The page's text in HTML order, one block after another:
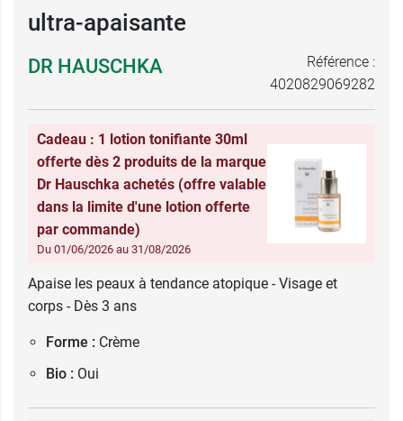
ultra-apaisante
DR HAUSCHKA
Référence :
4020829069282
Cadeau : 1 lotion tonifiante 30ml
offerte dès 2 produits de la marque
Dr Hauschka achetés (offre valable
dans la limite d'une lotion offerte
par commande)
Du 01/06/2026 au 31/08/2026
Apaise les peaux à tendance atopique - Visage et
corps - Dès 3 ans
Forme : Crème
Bio : Oui